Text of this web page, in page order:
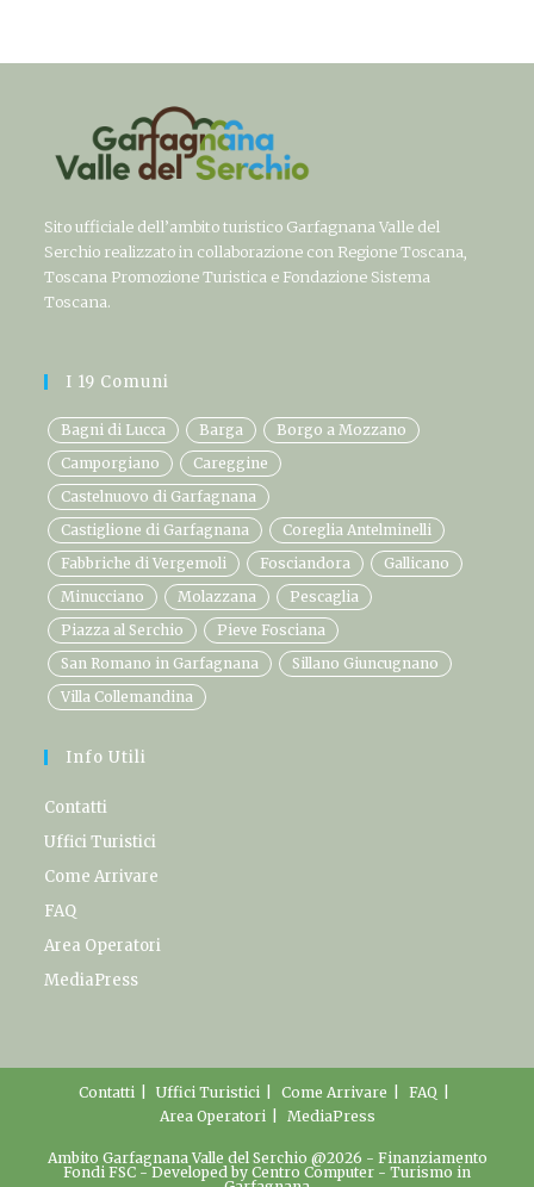
Sito ufficiale dell’ambito turistico Garfagnana Valle del
Serchio realizzato in collaborazione con Regione Toscana,
Toscana Promozione Turistica e Fondazione Sistema
Toscana.
I 19 Comuni
Bagni di Lucca Barga
Borgo a Mozzano
Camporgiano
Careggine
Castelnuovo di Garfagnana
Castiglione di Garfagnana
Coreglia Antelminelli
Fabbriche di Vergemoli
Fosciandora
Gallicano
Minucciano
Molazzana
Pescaglia
Piazza al Serchio
Pieve Fosciana
San Romano in Garfagnana
Sillano Giuncugnano
Villa Collemandina
Info Utili
Contatti
Uffici Turistici
Come Arrivare
FAQ
Area Operatori
MediaPress
Contatti Uffici Turistici Come Arrivare
FAQ
Area Operatori
MediaPress
Ambito Garfagnana Valle del Serchio @2026 - Finanziamento
Fondi FSC - Developed by Centro Computer - Turismo in